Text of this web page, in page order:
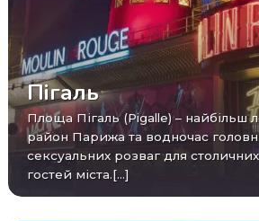
Пігаль
Площа Пігаль (Pigalle) – найбільш легковажний
район Парижа та водночас
сексуальних розваг для
гостей міста.[...]